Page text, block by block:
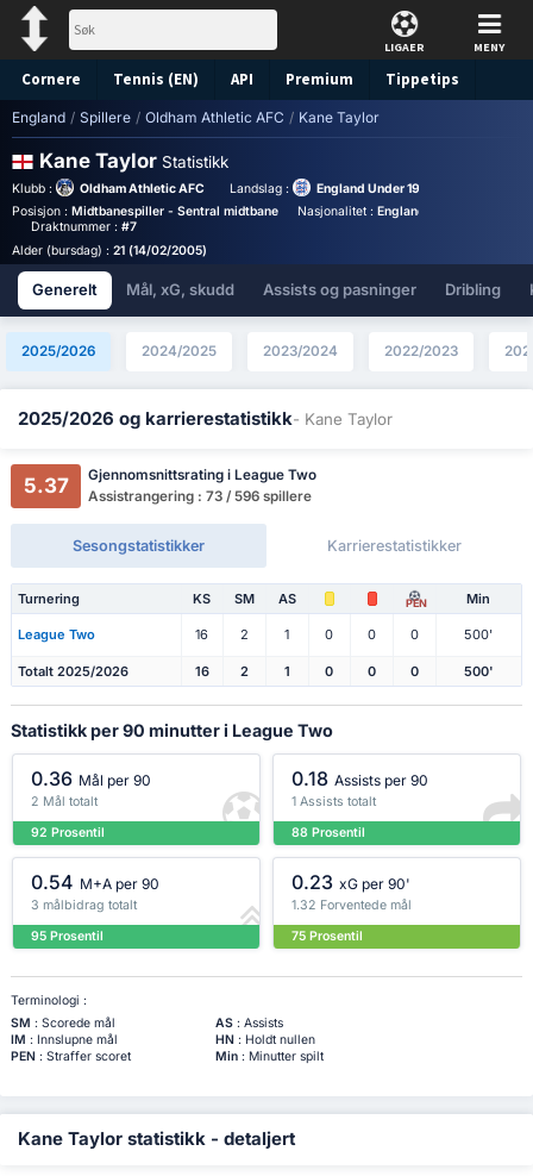
LIGAER MENY
Cornere Tennis (EN) API Premium Tippetips
England / Spillere / Oldham Athletic AFC / Kane Taylor
Kane Taylor Statistikk
Klubb : Oldham Athletic AFC Landslag :
England Under 19
Posisjon : Midtbanespiller - Sentral midtbane Nasjonalitet : England
Draktnummer : #7
Alder (bursdag) : 21 (14/02/2005)
Generelt Mål, xG, skudd Assists og pasninger Dribling
2025/2026 2024/2025 2023/2024 2022/2023
2025/2026 og karrierestatistikk- Kane Taylor
5.37
Gjennomsnittsrating i League Two
Assistrangering : 73 / 596 spillere
Sesongstatistikker Karrierestatistikker
Turnering KS SM AS PEN Min
League Two 16 2 1 0 0 0 500'
Totalt 2025/2026 16 2 1 0 0 0 500'
Statistikk per 90 minutter i League Two
0.36 Mål per 90
2 Mål totalt
92 Prosentil
0.18 Assists per 90
1 Assists totalt
88 Prosentil
0.54 M+A per 90
3 målbidrag totalt
95 Prosentil
0.23 xG per 90'
1.32 Forventede mål
75 Prosentil
Terminologi :
SM : Scorede mål AS: Assists
IM : Innslupne mål HN: Holdt nullen
PEN: Straffer scoret Min: Minutter spilt
Kane Taylor statistikk - detaljert